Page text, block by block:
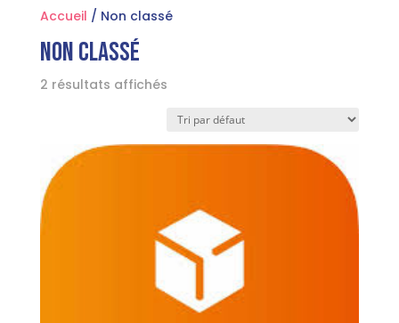
Accueil / Non classé
Non classé
2 résultats affichés